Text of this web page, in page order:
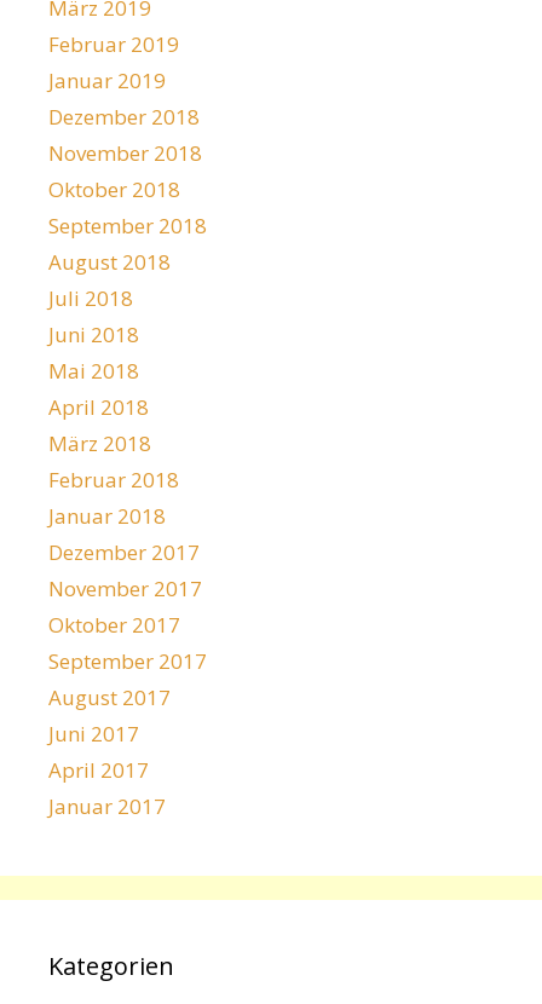
März 2019
Februar 2019
Januar 2019
Dezember 2018
November 2018
Oktober 2018
September 2018
August 2018
Juli 2018
Juni 2018
Mai 2018
April 2018
März 2018
Februar 2018
Januar 2018
Dezember 2017
November 2017
Oktober 2017
September 2017
August 2017
Juni 2017
April 2017
Januar 2017
Kategorien